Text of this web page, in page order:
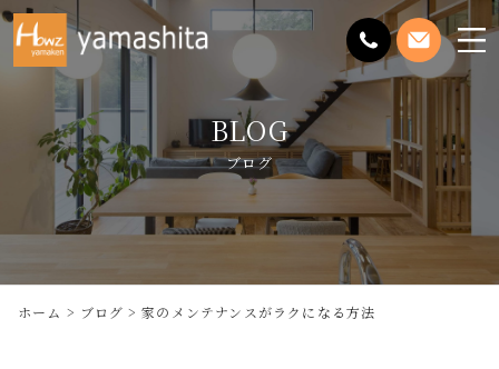
メ
ニ
を
開
く
BLOG
ブログ
ホーム ブログ 家のメンテナンスがラクになる方法